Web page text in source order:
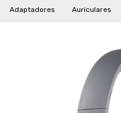
Adaptadores Auriculares